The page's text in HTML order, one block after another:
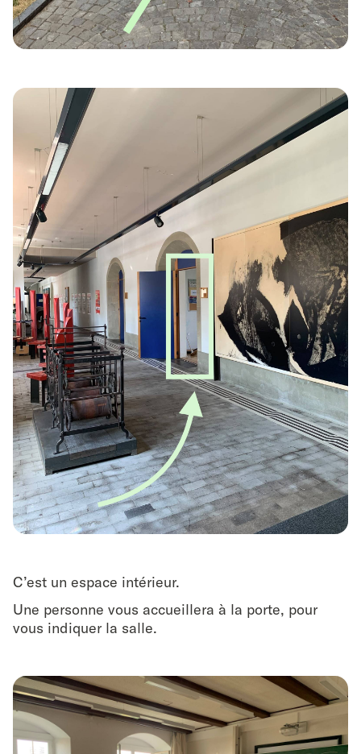
C’est un espace intérieur.
Une personne vous accueillera à la porte, pour
vous indiquer la salle.